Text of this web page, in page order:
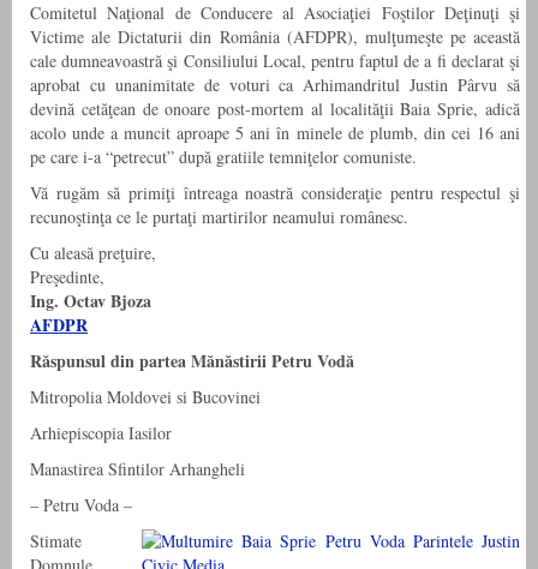
Comitetul Naţional de Conducere al Asociaţiei Foştilor Deţinuţi şi
Victime ale Dictaturii din România (AFDPR), mulţumeşte pe această
cale dumneavoastră şi Consiliului Local, pentru faptul de a fi declarat şi
aprobat cu unanimitate de voturi ca Arhimandritul Justin Pârvu să
devină cetăţean de onoare post-mortem al localităţii Baia Sprie, adică
acolo unde a muncit aproape 5 ani în minele de plumb, din cei 16 ani
pe care i-a “petrecut” după gratiile temniţelor comuniste.
Vă rugăm să primiţi întreaga noastră consideraţie pentru respectul şi
recunoştinţa ce le purtaţi martirilor neamului românesc.
Cu aleasă preţuire,
Preşedinte,
Ing. Octav Bjoza
AFDPR
Răspunsul din partea Mănăstirii Petru Vodă
Mitropolia Moldovei si Bucovinei
Arhiepiscopia Iasilor
Manastirea Sfintilor Arhangheli
– Petru Voda –
Stimate